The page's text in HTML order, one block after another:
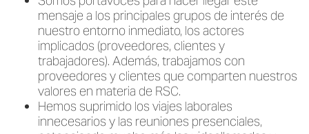
mensaje a los principales grupos de interés de
nuestro entorno inmediato, los actores
implicados (proveedores, clientes y
trabajadores). Además, trabajamos con
proveedores y clientes que comparten nuestros
valores en materia de RSC.
Hemos suprimido los viajes laborales
innecesarios y las reuniones presenciales,